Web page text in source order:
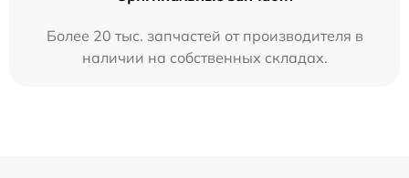
Более 20 тыс. запчастей от производителя в
наличии на собственных складах.